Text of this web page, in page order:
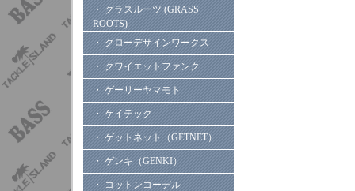
・ グラスルーツ (GRASS
ROOTS)
・ グローデザインワークス
・ クワイエットファンク
・ ゲーリーヤマモト
・ ケイテック
・ ゲットネット（GETNET）
・ ゲンキ（GENKI）
・ コットンコーデル